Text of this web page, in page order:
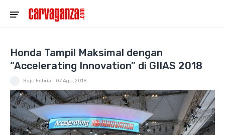
Honda Tampil Maksimal dengan
“Accelerating Innovation” di GIIAS 2018
Raju Febrian 07 Agu, 2018